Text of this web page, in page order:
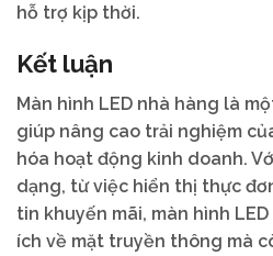
hỗ trợ kịp thời.
Kết luận
Màn hình LED nhà hàng là
giúp nâng cao trải nghiệm
hóa hoạt động kinh doanh.
dạng, từ việc hiển thị thực
tin khuyến mãi, màn hình
ích về mặt truyền thông mà